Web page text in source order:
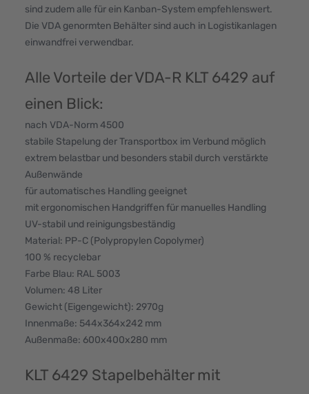
sind zudem alle für ein Kanban-System empfehlenswert.
Die VDA genormten Behälter sind auch in Logistikanlagen
einwandfrei verwendbar.
Alle Vorteile der VDA-R KLT 6429 auf
einen Blick:
nach VDA-Norm 4500
stabile Stapelung der Transportbox im Verbund möglich
extrem belastbar und besonders stabil durch verstärkte
Außenwände
für automatisches Handling geeignet
mit ergonomischen Handgriffen für manuelles Handling
UV-stabil und reinigungsbeständig
Material: PP-C (Polypropylen Copolymer)
100 % recyclebar
Farbe Blau: RAL 5003
Volumen: 48 Liter
Gewicht (Eigengewicht): 2970g
Innenmaße: 544x364x242 mm
Außenmaße: 600x400x280 mm
KLT 6429 Stapelbehälter mit